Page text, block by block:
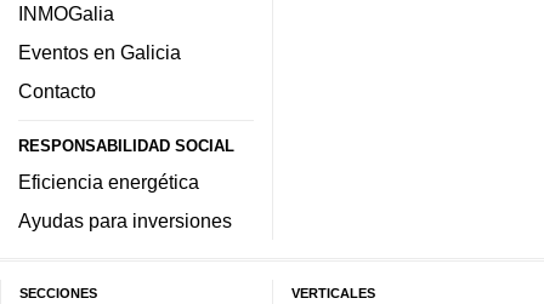
INMOGalia
Eventos en Galicia
Contacto
RESPONSABILIDAD SOCIAL
Eficiencia energética
Ayudas para inversiones
SECCIONES VERTICALES